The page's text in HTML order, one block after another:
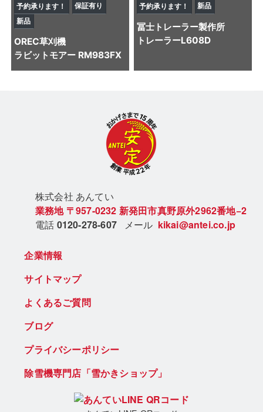
予約承ります！
保証有り
新品
OREC草刈機
ラビットモアー RM983FX
予約承ります！ 新品
冨士トレーラー製作所
トレーラーL608D
株式会社 あんてい
業務地 〒957-0232 新発田市真野原外2962番地−2
電話 0120-278-607 メール kikai@antei.co.jp
企業情報
サイトマップ
よくあるご質問
ブログ
プライバシーポリシー
除雪機専門店「雪かきショップ」